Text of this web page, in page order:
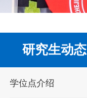
研究生动态
学位点介绍